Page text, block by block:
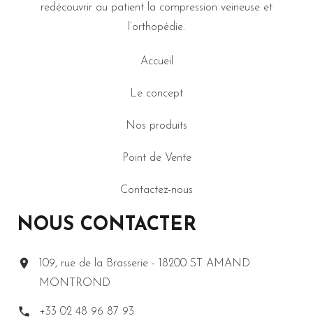
redécouvrir au patient la compression veineuse et
l’orthopédie.
Accueil
Le concept
Nos produits
Point de Vente
Contactez-nous
NOUS CONTACTER
109, rue de la Brasserie - 18200 ST AMAND
MONTROND
+33 02 48 96 87 93